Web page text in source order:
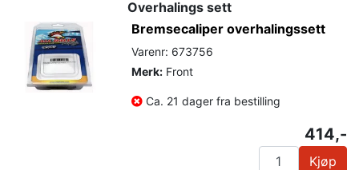
Overhalings sett
Bremsecaliper overhalingssett
Varenr: 673756
Merk: Front
Ca. 21 dager fra bestilling
414,-
Kjøp